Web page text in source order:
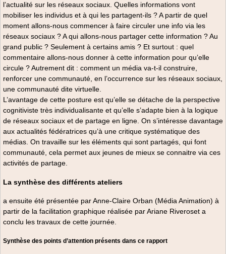
l’actualité sur les réseaux sociaux. Quelles informations vont
mobiliser les individus et à qui les partagent-ils ? A partir de quel
moment allons-nous commencer à faire circuler une info via les
réseaux sociaux ? A qui allons-nous partager cette information ? Au
grand public ? Seulement à certains amis ? Et surtout : quel
commentaire allons-nous donner à cette information pour qu’elle
circule ? Autrement dit : comment un média va-t-il construire,
renforcer une communauté, en l’occurrence sur les réseaux sociaux,
une communauté dite virtuelle.
L’avantage de cette posture est qu’elle se détache de la perspective
cognitiviste très individualisante et qu’elle s’adapte bien à la logique
de réseaux sociaux et de partage en ligne. On s’intéresse davantage
aux actualités fédératrices qu’à une critique systématique des
médias. On travaille sur les éléments qui sont partagés, qui font
communauté, cela permet aux jeunes de mieux se connaitre via ces
activités de partage.
La synthèse des différents ateliers
a ensuite été présentée par Anne-Claire Orban (Média Animation) à
partir de la facilitation graphique réalisée par Ariane Riveroset a
conclu les travaux de cette journée.
Synthèse des points d’attention présents dans ce rapport